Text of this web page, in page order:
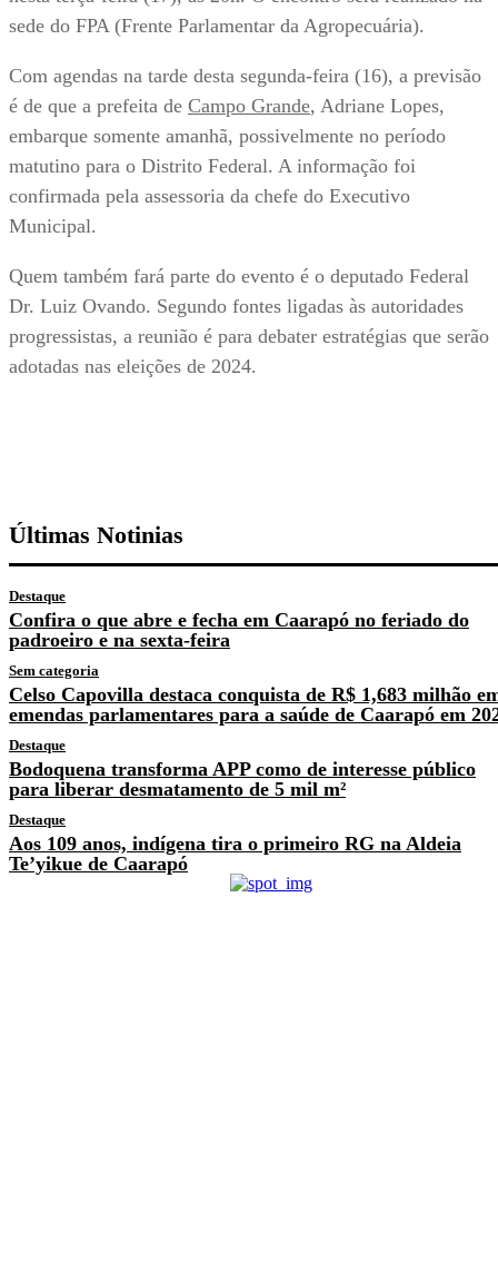
sede do FPA (Frente Parlamentar da Agropecuária).
Com agendas na tarde desta segunda-feira (16), a previsão
é de que a prefeita de Campo Grande, Adriane Lopes,
embarque somente amanhã, possivelmente no período
matutino para o Distrito Federal. A informação foi
confirmada pela assessoria da chefe do Executivo
Municipal.
Quem também fará parte do evento é o deputado Federal
Dr. Luiz Ovando. Segundo fontes ligadas às autoridades
progressistas, a reunião é para debater estratégias que serão
adotadas nas eleições de 2024.
Últimas Notinias
Destaque
Confira o que abre e fecha em Caarapó no feriado do
padroeiro e na sexta-feira
Sem categoria
Celso Capovilla destaca conquista de R$ 1,683 milhão
emendas parlamentares para a saúde de Caarapó em
Destaque
Bodoquena transforma APP como de interesse público
para liberar desmatamento de 5 mil m²
Destaque
Aos 109 anos, indígena tira o primeiro RG na Aldeia
Te’yikue de Caarapó